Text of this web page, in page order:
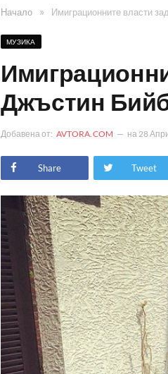
Начало » Имиграционните власти
МУЗИКА
Джъстин
Добавена от: AVTORA.COM на 28
Share Tweet